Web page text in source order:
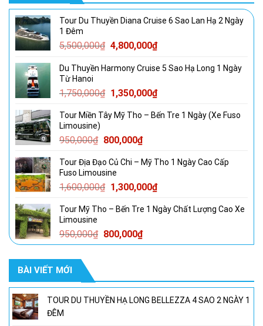
Tour Du Thuyền Diana Cruise 6 Sao Lan Hạ 2 Ngày
1 Đêm
5,500,000₫ Giá
là:
4,800,000₫Giá
tại
4,800,000₫.
Du Thuyền Harmony Cruise 5 Sao Hạ Long 1 Ngày
Từ Hanoi
1,750,000₫ Giá
là:
1,350,000₫Giá
tại
Tour Miền Tây Mỹ Tho – Bến Tre 1 Ngày (Xe Fuso
Limousine)
950,000₫ Giá
là:
950,000₫.
800,000₫Giá
tại
800,000₫.
Tour Địa Đạo Củ Chi – Mỹ Tho 1 Ngày Cao Cấp
Fuso Limousine
1,600,000₫ Giá
là:
1,300,000₫Giá
tại
Tour Mỹ Tho – Bến Tre 1 Ngày Chất Lượng Cao Xe
Limousine
950,000₫ Giá
gốc
800,000₫Giá
hiện
800,000₫.
BÀI VIẾT MỚI
TOUR DU THUYỀN HẠ LONG BELLEZZA 4 SAO 2 NGÀY 1
ĐÊM